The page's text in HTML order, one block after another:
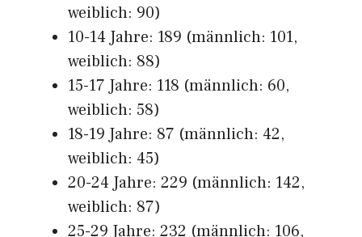
weiblich: 90)
10-14 Jahre: 189 (männlich: 101,
weiblich: 88)
15-17 Jahre: 118 (männlich: 60,
weiblich: 58)
18-19 Jahre: 87 (männlich: 42,
weiblich: 45)
20-24 Jahre: 229 (männlich: 142,
weiblich: 87)
25-29 Jahre: 232 (männlich: 106,